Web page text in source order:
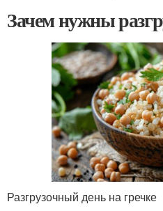
Зачем нужны
Разгрузочный день на гречке